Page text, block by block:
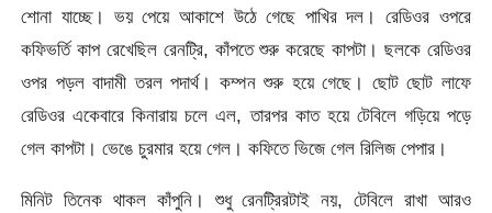
শোনা যাচ্ছে। ভয় পেয়ে আকাশে উঠে গেছে পাখির দল। রেডিওর ওপরে
কফিভর্তি কাপ রেখেছিল রেনট্রি, কাঁপতে শুরু করেছে কাপটা। ছলকে রেডিওর
ওপর পড়ল বাদামী তরল পদার্থ। কম্পন শুরু হয়ে গেছে। ছোট ছোট লাফে
রেডিওর একেবারে কিনারায় চলে এল, তারপর কাত হয়ে টেবিলে গড়িয়ে পড়ে
গেল কাপটা। ভেঙে চুরমার হয়ে গেল। কফিতে ভিজে গেল রিলিজ পেপার।
মিনিট তিনেক থাকল কাঁপুনি। শুধু রেনট্রিরটাই নয়, টেবিলে রাখা আরও